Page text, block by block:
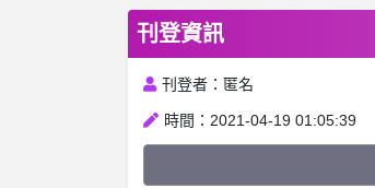
刊登資訊
刊登者：匿名
時間：2021-04-19 01:05:39